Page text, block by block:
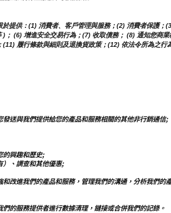
提供：(1) 消費者、客戶管理與服務；(2) 消費者保護
(6) 增進安全交易行為；(7) 收取債務； (8) 通知您商
履行條款與細則及退換貨政策；(12) 依法令所為之行
送與我們提供給您的產品和服務相關的其他非行銷通信;
的興趣和歷史;
）、調查和其他優惠;
改進我們的產品和服務，管理我們的溝通，分析我們
的服務提供者進行數據清理，鏈接或合併我們的記錄。